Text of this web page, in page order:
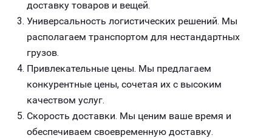
доставку товаров и вещей.
Универсальность логистических решений. Мы
располагаем транспортом для нестандартных
грузов.
Привлекательные цены. Мы предлагаем
конкурентные цены, сочетая их с высоким
качеством услуг.
Скорость доставки. Мы ценим ваше время и
обеспечиваем своевременную доставку.